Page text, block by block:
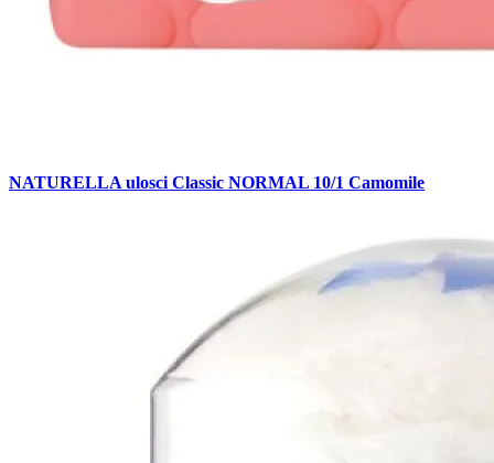
NATURELLA ulosci Classic NORMAL 10/1 Camomile